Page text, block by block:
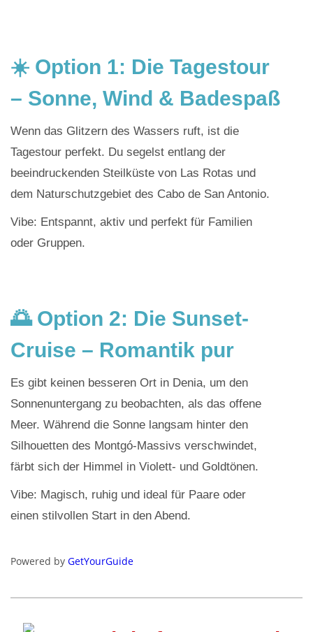
☀️ Option 1: Die Tagestour
– Sonne, Wind & Badespaß
Wenn das Glitzern des Wassers ruft, ist die
Tagestour perfekt. Du segelst entlang der
beeindruckenden Steilküste von Las Rotas und
dem Naturschutzgebiet des Cabo de San Antonio.
Vibe: Entspannt, aktiv und perfekt für Familien
oder Gruppen.
🌅 Option 2: Die Sunset-
Cruise – Romantik pur
Es gibt keinen besseren Ort in Denia, um den
Sonnenuntergang zu beobachten, als das offene
Meer. Während die Sonne langsam hinter den
Silhouetten des Montgó-Massivs verschwindet,
färbt sich der Himmel in Violett- und Goldtönen.
Vibe: Magisch, ruhig und ideal für Paare oder
einen stilvollen Start in den Abend.
Powered by GetYourGuide